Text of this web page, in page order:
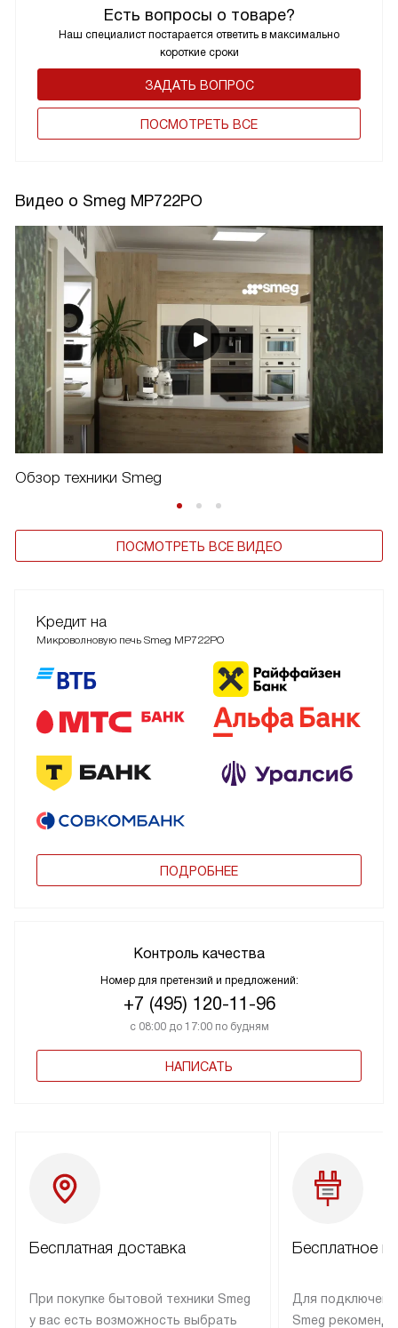
Есть вопросы о товаре?
Наш специалист постарается ответить в максимально
короткие сроки
ЗАДАТЬ ВОПРОС
ПОCМОТРЕТЬ ВСЕ
Видео о Smeg MP722PO
Обзор техники Smeg
ПОСМОТРЕТЬ ВСЕ ВИДЕО
Кредит на
Микроволновую печь Smeg MP722PO
ПОДРОБНЕЕ
Контроль качества
+7 (495) 120-11-96
НАПИСАТЬ
Бесплатная доставка
При покупке бытовой техники Smeg
Бесплатное
Для